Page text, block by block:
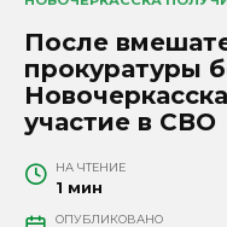
После
прокуратуры
участие в СВО
НА ЧТЕНИЕ
1 мин
ОПУБЛИКОВАНО